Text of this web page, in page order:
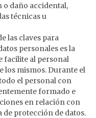
o daño accidental,
técnicas u
las claves para
personales es la
facilite al personal
los mismos. Durante el
el personal con
formado e
en relación con
protección de datos.